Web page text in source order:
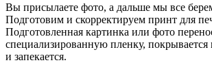
Вы присылаете фото, а дальше мы все
Подготовим и скорректируем принт для
Подготовленная картинка или фото
специализированную пленку,
и запекается.